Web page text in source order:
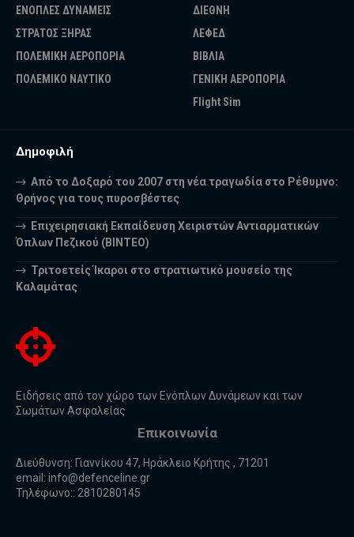
ΕΝΟΠΛΕΣ ΔΥΝΑΜΕΙΣ
ΣΤΡΑΤΟΣ ΞΗΡΑΣ
ΠΟΛΕΜΙΚΗ ΑΕΡΟΠΟΡΙΑ
ΠΟΛΕΜΙΚΟ ΝΑΥΤΙΚΟ
ΔΙΕΘΝΗ
ΛΕΦΕΔ
ΒΙΒΛΙΑ
ΓΕΝΙΚΗ ΑΕΡΟΠΟΡΙΑ
Flight Sim
Δημοφιλή
Από το Δοξαρό του 2007 στη νέα τραγωδία στο Ρέθυμνο:
Θρήνος για τους πυροσβέστες
Επιχειρησιακή Εκπαίδευση Χειριστών Αντιαρματικών
Όπλων Πεζικού (ΒΙΝΤΕΟ)
Τριτοετείς Ίκαροι στο στρατιωτικό μουσείο της
Καλαμάτας
Ειδήσεις από τον χώρο των Ενόπλων Δυνάμεων και των
Σωμάτων Ασφαλείας
Επικοινωνία
Διεύθυνση: Γιαννίκου 47, Ηράκλειο Κρήτης , 71201
email: info@defenceline.gr
Τηλέφωνο:: 2810280145